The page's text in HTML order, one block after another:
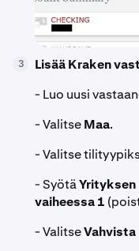
3
Lisää Kraken
- Luo uusi
- ValitseMaa.
- Valitse
- SyötäYrityksen
vaiheessa 1
- ValitseVahvista